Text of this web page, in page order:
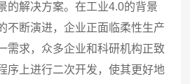
的解决方案。在工业4.0的背景
不断演进，企业正面临柔性生产
需求，众多企业和科研机构正致
序上进行二次开发，使其更好地